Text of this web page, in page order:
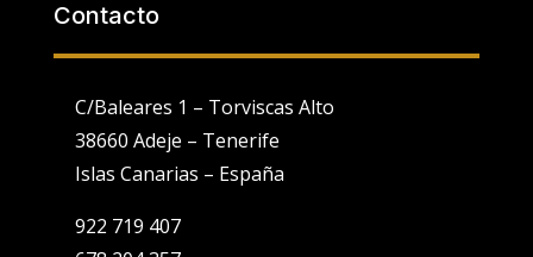
Contacto
C/Baleares 1 – Torviscas Alto
38660 Adeje – Tenerife
Islas Canarias – España
922 719 407